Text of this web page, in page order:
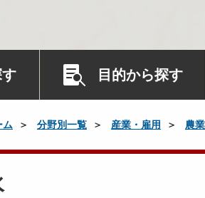
目的から探す
ム 分野別一覧 産業・雇用 農